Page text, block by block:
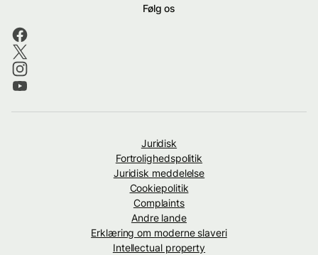
Følg os
Juridisk
Fortrolighedspolitik
Juridisk meddelelse
Cookiepolitik
Complaints
Andre lande
Erklæring om moderne slaveri
Intellectual property